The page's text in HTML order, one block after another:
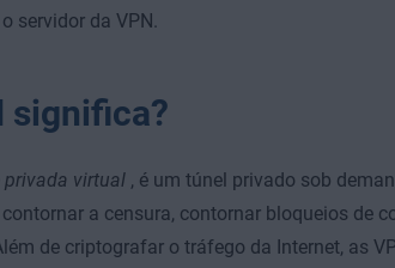
servidor da VPN.
significa?
privada virtual , é um túnel privado sob
a censura, contornar bloqueios de
de criptografar o tráfego da Internet, as